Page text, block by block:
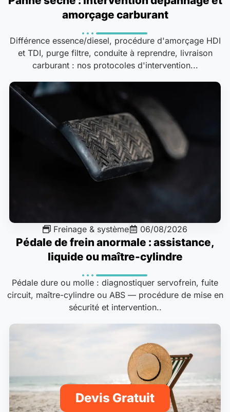
amorçage carburant
Différence essence/diesel, procédure d'amorçage HDI
et TDI, purge filtre, conduite à reprendre, livraison
carburant : nos protocoles d'intervention...
Freinage & système 06/08/2026
Pédale de frein anormale : assistance,
liquide ou maître-cylindre
Pédale dure ou molle : diagnostiquer servofrein, fuite
circuit, maître-cylindre ou ABS — procédure de mise en
sécurité et intervention..
Devis Gratuit